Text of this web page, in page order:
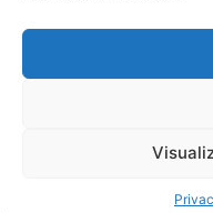
ORARI
Sabato: 8:00 – 12:00